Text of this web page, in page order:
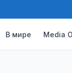
В мире Media